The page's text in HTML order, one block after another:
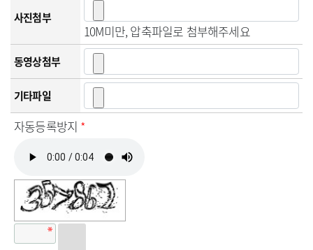
사진첨부
10M미만, 압축파일로 첨부해주세요
동영상첨부
기타파일
자동등록방지 *